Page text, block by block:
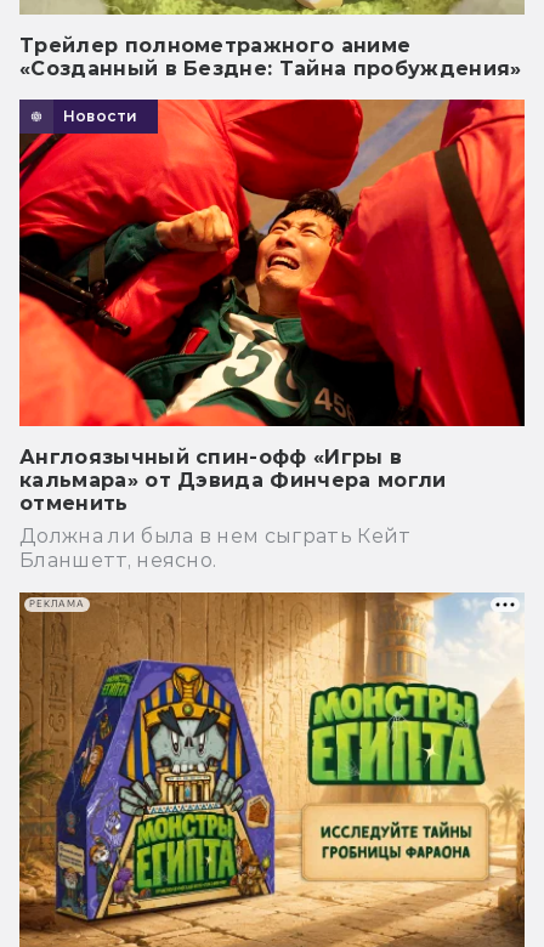
Трейлер полнометражного аниме
«Созданный в Бездне: Тайна пробуждения»
Новости
Англоязычный спин-офф «Игры в
кальмара» от Дэвида Финчера могли
отменить
Должна ли была в нем сыграть Кейт
Бланшетт, неясно.
РЕКЛАМА